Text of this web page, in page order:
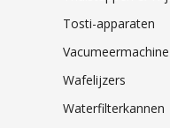
Tosti-apparaten
Vacumeermachine
Wafelijzers
Waterfilterkannen